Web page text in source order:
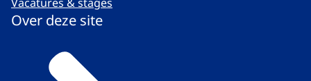
Over deze site